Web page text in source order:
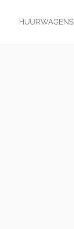
HUURWAGENS